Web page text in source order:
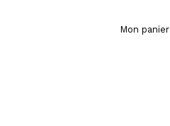
Mon panier